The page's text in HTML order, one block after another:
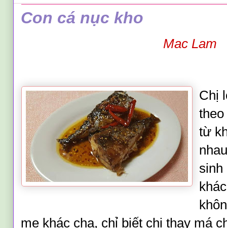
Con cá nục kho
Mac Lam
Chị
từ
sinh
mẹ khác cha, chỉ biết chị thay má